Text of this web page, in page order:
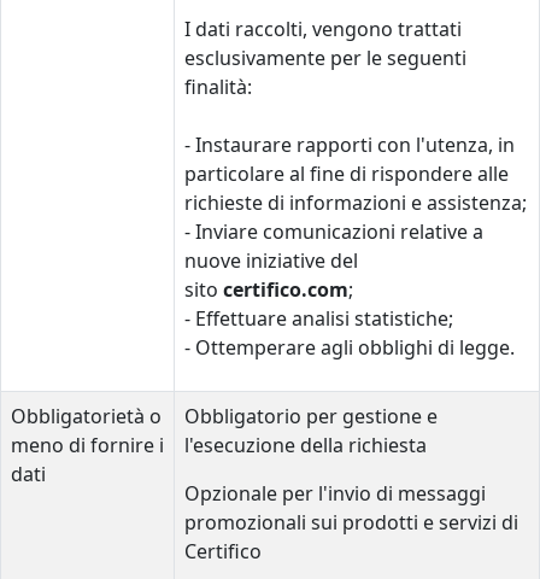
I dati raccolti, vengono trattati
esclusivamente per le seguenti
finalità:
- Instaurare rapporti con l'utenza, in
particolare al fine di rispondere alle
richieste di informazioni e assistenza;
- Inviare comunicazioni relative a
nuove iniziative del
sito certifico.com;
- Effettuare analisi statistiche;
- Ottemperare agli obblighi di legge.
Obbligatorietà o
meno di fornire i
dati
Obbligatorio per gestione e
l'esecuzione della richiesta
Opzionale per l'invio di messaggi
promozionali sui prodotti e servizi di
Certifico